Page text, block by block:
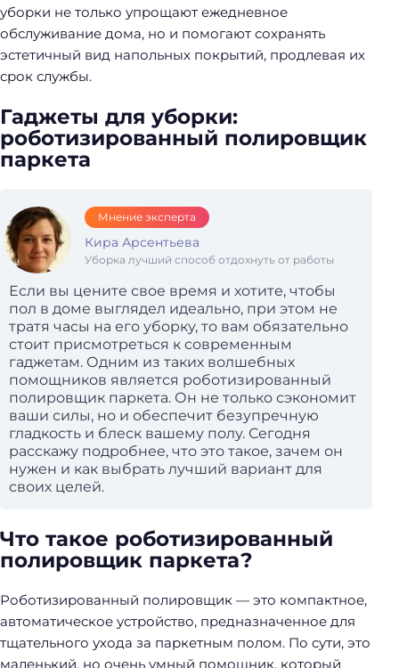
уборки не только упрощают ежедневное
обслуживание дома, но и помогают сохранять
эстетичный вид напольных покрытий, продлевая их
срок службы.
Гаджеты для уборки:
роботизированный полировщик
паркета
Мнение эксперта
Кира Арсентьева
Уборка лучший способ отдохнуть от работы
Если вы цените свое время и хотите, чтобы
пол в доме выглядел идеально, при этом не
тратя часы на его уборку, то вам обязательно
стоит присмотреться к современным
гаджетам. Одним из таких волшебных
помощников является роботизированный
полировщик паркета. Он не только сэкономит
ваши силы, но и обеспечит безупречную
гладкость и блеск вашему полу. Сегодня
расскажу подробнее, что это такое, зачем он
нужен и как выбрать лучший вариант для
своих целей.
Что такое роботизированный
полировщик паркета?
Роботизированный полировщик — это компактное,
автоматическое устройство, предназначенное для
тщательного ухода за паркетным полом. По сути, это
маленький, но очень умный помощник, который